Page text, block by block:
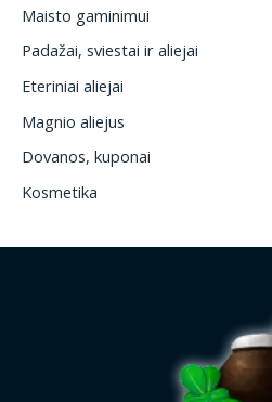
Maisto gaminimui
Padažai, sviestai ir aliejai
Eteriniai aliejai
Magnio aliejus
Dovanos, kuponai
Kosmetika